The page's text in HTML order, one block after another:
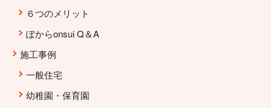
６つのメリット
ぽからonsui Q＆A
施工事例
一般住宅
幼稚園・保育園